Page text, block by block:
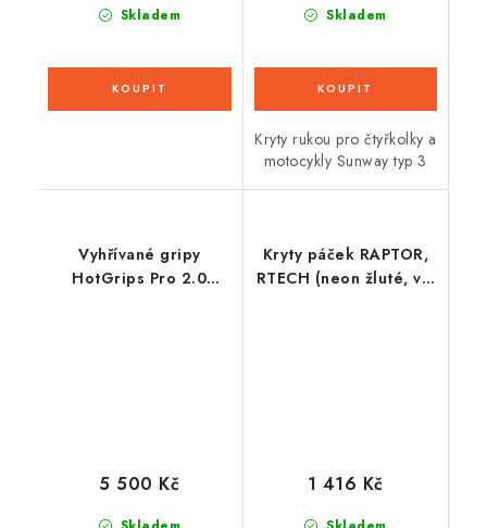
Skladem Skladem
Kryty rukou pro čtyřkolky a
motocykly Sunway typ 3
Vyhřívané gripy
HotGrips Pro 2.0
5 500 Kč
Kryty páček RAPTOR,
RTECH (neon žluté, vč.
1 416 Kč